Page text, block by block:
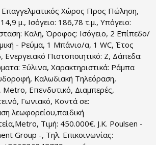
Επαγγελματικός Χώρος Προς Πώληση,
μ., Ισόγειο: 186,78 τ.μ., Υπόγειο:
Καλή, Όροφος: Ισόγειο, 2 Επίπεδο/
- Ρεύμα, 1 Μπάνιο/α, 1 WC, Έτος
Ενεργειακό Πιστοποιητικό: Ζ, Δάπεδα:
Ξύλινα, Χαρακτηριστικά: Ράμπα
Καλωδιακή Τηλεόραση,
Metro, Επενδυτικό, Διαμπερές,
Γωνιακό, Κοντά σε:
λεωφορείου,παιδική
Τιμή: 450.000€. J.K. Poulsen -
Group -, Τηλ. Επικοινωνίας: